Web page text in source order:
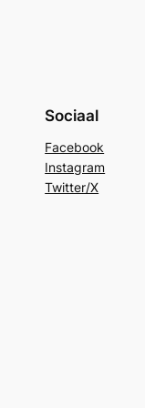
Sociaal
Facebook
Instagram
Twitter/X